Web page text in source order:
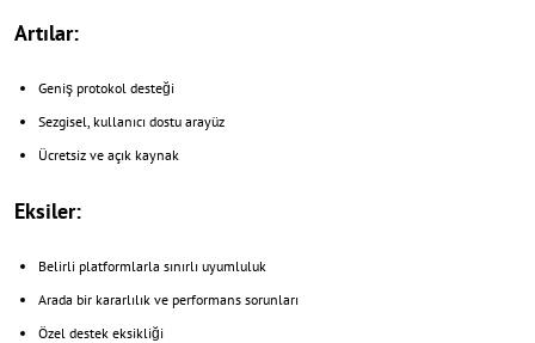
Artılar:
Geniş protokol desteği
Sezgisel, kullanıcı dostu arayüz
Ücretsiz ve açık kaynak
Eksiler:
Belirli platformlarla sınırlı uyumluluk
Arada bir kararlılık ve performans sorunları
Özel destek eksikliği